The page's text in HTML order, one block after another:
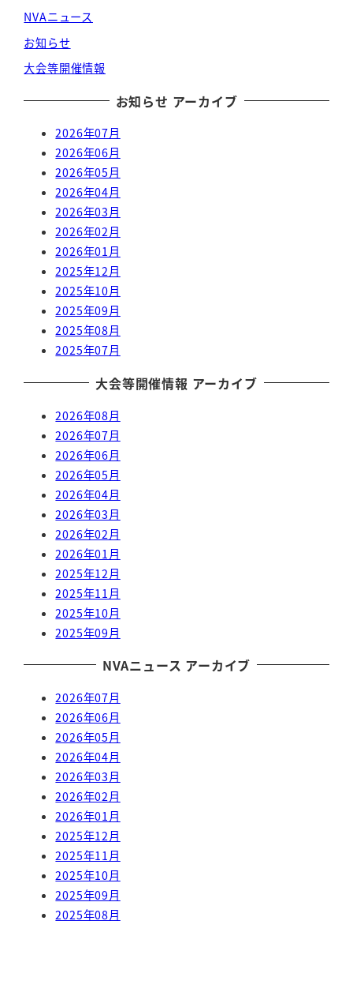
NVAニュース
お知らせ
大会等開催情報
お知らせ アーカイブ
2026年07月
2026年06月
2026年05月
2026年04月
2026年03月
2026年02月
2026年01月
2025年12月
2025年10月
2025年09月
2025年08月
2025年07月
大会等開催情報 アーカイブ
2026年08月
2026年07月
2026年06月
2026年05月
2026年04月
2026年03月
2026年02月
2026年01月
2025年12月
2025年11月
2025年10月
2025年09月
NVAニュース アーカイブ
2026年07月
2026年06月
2026年05月
2026年04月
2026年03月
2026年02月
2026年01月
2025年12月
2025年11月
2025年10月
2025年09月
2025年08月